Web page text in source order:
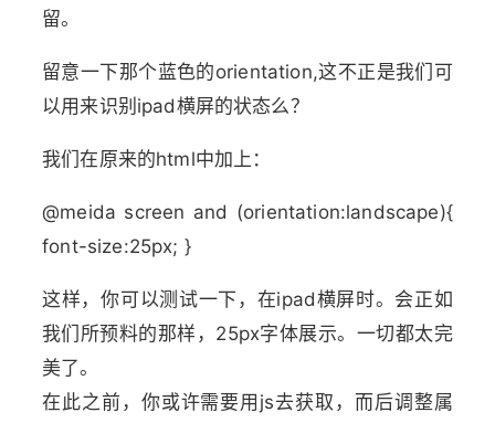
留。
留意一下那个蓝色的orientation,这不正是我们可
以用来识别ipad横屏的状态么？
我们在原来的html中加上：
@meida screen and (orientation:landscape){
font-size:25px; }
这样，你可以测试一下，在ipad横屏时。会正如
我们所预料的那样，25px字体展示。一切都太完
美了。
在此之前，你或许需要用js去获取，而后调整属